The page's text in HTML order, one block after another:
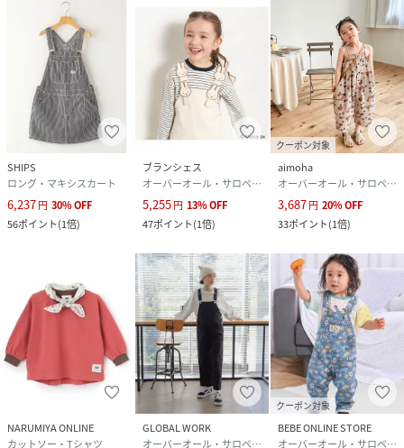
SHIPS
ロング・マキシスカート
6,237円 30%OFF
56ポイント(1倍)
ブランシェス
オーバーオール・サロペット
5,255円 13%OFF
47ポイント(1倍)
クーポン対象
aimoha
オーバーオール・サロペット
3,687円 20%OFF
33ポイント(1倍)
NARUMIYA ONLINE
カットソー・Tシャツ
GLOBAL WORK
オーバーオール・サロペット
クーポン対象
BEBE ONLINE STORE
オーバーオール・サロペット